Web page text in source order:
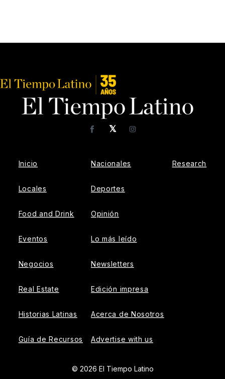
𝕏
FacebookInstagram
Inicio
Locales
Food and Drink
Eventos
Negocios
Real Estate
Historias Latinas
Guía de Recursos
Nacionales
Deportes
Opinión
Lo más leído
Newsletters
Edición impresa
Acerca de Nosotros
Advertise with us
Research
© 2026 El Tiempo Latino